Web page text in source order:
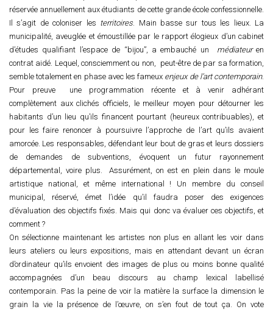
réservée annuellement aux étudiants de cette grande école confessionnelle.
Il s’agit de coloniser les territoires. Main basse sur tous les lieux. La
municipalité, aveuglée et émoustillée par le rapport élogieux d’un cabinet
d’études qualifiant l’espace de “bijou”, a embauché un médiateuren
contrat aidé. Lequel, consciemment ou non, peut-être de par sa formation,
semble totalement en phase avec les fameux enjeux de l’art contemporain.
Pour preuve une programmation récente et à venir adhérant
complètement aux clichés officiels, le meilleur moyen pour détourner les
habitants d’un lieu qu’ils financent pourtant (heureux contribuables), et
pour les faire renoncer à poursuivre l’approche de l’art qu’ils avaient
amorcée. Les responsables, défendant leur bout de gras et leurs dossiers
de demandes de subventions, évoquent un futur rayonnement
départemental, voire plus. Assurément, on est en plein dans le moule
artistique national, et même international ! Un membre du conseil
municipal, réservé, émet l’idée qu’il faudra poser des exigences
d’évaluation des objectifs fixés. Mais qui donc va évaluer ces objectifs, et
comment ?
On sélectionne maintenant les artistes non plus en allant les voir dans
leurs ateliers ou leurs expositions, mais en attendant devant un écran
d’ordinateur qu’ils envoient des images de plus ou moins bonne qualité
accompagnées d’un beau discours au champ lexical labellisé
contemporain. Pas la peine de voir la matière la surface la dimension le
grain la vie la présence de l’œuvre, on s’en fout de tout ça. On vote